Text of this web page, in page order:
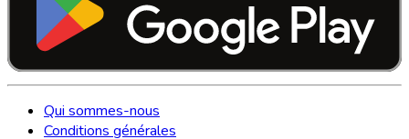
Qui sommes-nous
Conditions générales